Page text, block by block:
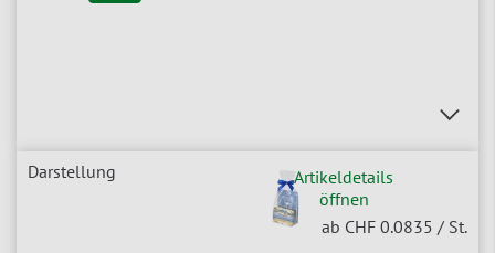
Artikeldetails
öffnen
ab CHF 0.0835 / St.